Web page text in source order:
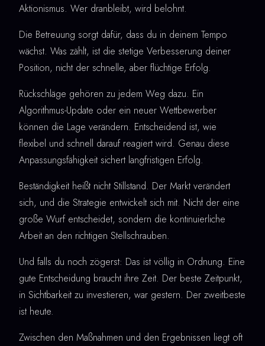
Aktionismus. Wer dranbleibt, wird belohnt.
Die Betreuung sorgt dafür, dass du in deinem Tempo
wächst. Was zählt, ist die stetige Verbesserung deiner
Position, nicht der schnelle, aber flüchtige Erfolg.
Rückschläge gehören zu jedem Weg dazu. Ein
Algorithmus-Update oder ein neuer Wettbewerber
können die Lage verändern. Entscheidend ist, wie
flexibel und schnell darauf reagiert wird. Genau diese
Anpassungsfähigkeit sichert langfristigen Erfolg.
Beständigkeit heißt nicht Stillstand. Der Markt verändert
sich, und die Strategie entwickelt sich mit. Nicht der eine
große Wurf entscheidet, sondern die kontinuierliche
Arbeit an den richtigen Stellschrauben.
Und falls du noch zögerst: Das ist völlig in Ordnung. Eine
gute Entscheidung braucht ihre Zeit. Der beste Zeitpunkt,
in Sichtbarkeit zu investieren, war gestern. Der zweitbeste
ist heute.
Zwischen den Maßnahmen und den Ergebnissen liegt oft